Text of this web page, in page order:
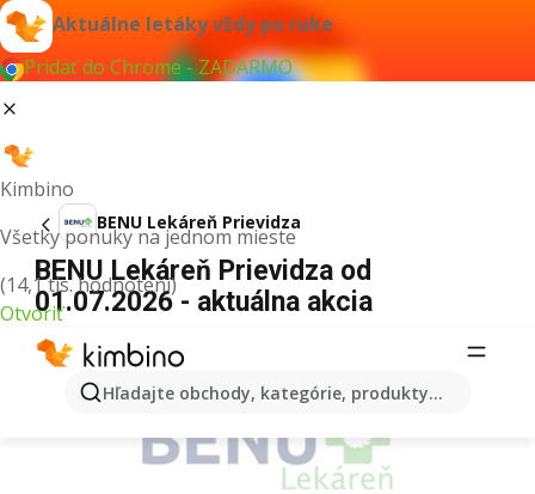
Aktuálne letáky vždy po ruke
Pridať do Chrome - ZADARMO
Kimbino
Všetky ponuky na jednom mieste
(14,1 tis. hodnotení)
Otvoriť
Hľadajte obchody, kategórie, produkty...
BENU Lekáreň Prievidza
BENU Lekáreň Prievidza od
01.07.2026 - aktuálna akcia